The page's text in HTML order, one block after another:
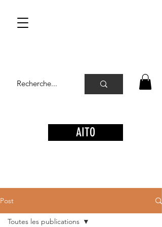
AITO
Post
Toutes les publications